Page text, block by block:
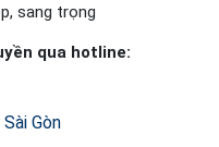
sang trọng
qua hotline:
Gòn